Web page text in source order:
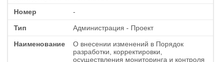
-
Администрация - Проект
О внесении изменений в Порядок
разработки, корректировки,
осуществления мониторинга и контроля